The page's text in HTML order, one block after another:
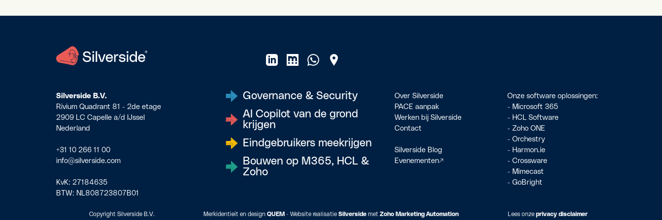
Silverside B.V.
Rivium Quadrant 81 - 2de etage
2909 LC Capelle a/d IJssel
Nederland
+31 10 266 11 00
info@silverside.com
KvK: 27184635
BTW: NL808723807B01
Governance & Security
AI Copilot van de grond
krijgen
Eindgebruikers meekrijgen
Bouwen op M365, HCL &
Zoho
Over Silverside
PACE aanpak
Werken bij Silverside
Contact
Silverside Blog
Evenementen↗
Onze software oplossingen:
- Microsoft 365
- HCL Software
-Zoho ONE
-Orchestry
- Harmon.ie
- Crossware
- Mimecast
-GoBright
Copyright Silverside B.V. Merkidentieit en design QUEM - Website realisatie Silverside met Zoho Marketing Automation Lees onze privacy disclaimer